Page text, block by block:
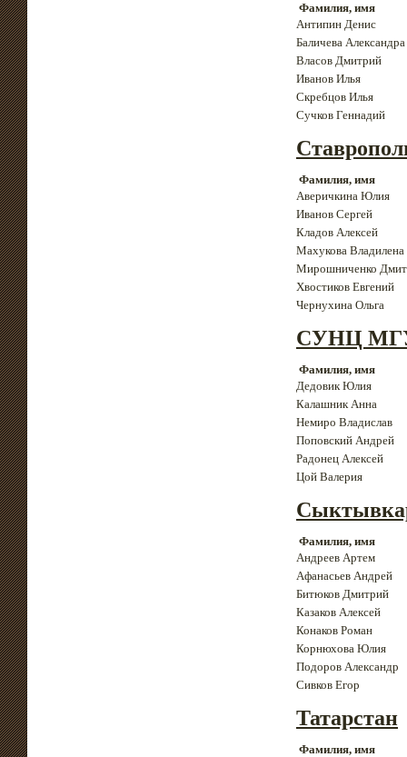
Фамилия, имя
Антипин Денис
Баличева Александра
Власов Дмитрий
Иванов Илья
Скребцов Илья
Сучков Геннадий
Фамилия, имя
Аверичкина Юлия
Иванов Сергей
Кладов Алексей
Махукова Владилена
Мирошниченко
Хвостиков Евгений
Чернухина Ольга
СУНЦ
Фамилия, имя
Дедовик Юлия
Калашник Анна
Немиро Владислав
Поповский Андрей
Радонец Алексей
Цой Валерия
Фамилия, имя
Андреев Артем
Афанасьев Андрей
Битюков Дмитрий
Казаков Алексей
Конаков Роман
Корнюхова Юлия
Подоров Александр
Сивков Егор
Татарстан
Фамилия, имя